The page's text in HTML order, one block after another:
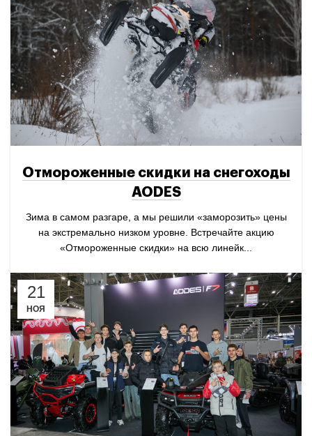
Отмороженные скидки на снегоходы
AODES
Зима в самом разгаре, а мы решили «заморозить» цены
на экстремально низком уровне. Встречайте акцию
«Отмороженные скидки» на всю линейк...
21
НОЯ